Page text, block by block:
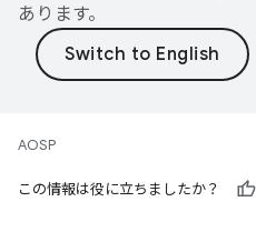
あります。
AOSP
この情報は役に立ちましたか？